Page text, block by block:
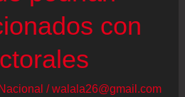
con
/walala26@gmail.com